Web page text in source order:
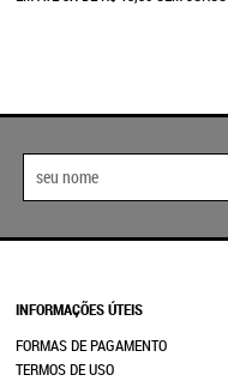
INFORMAÇÕES ÚTEIS
FORMAS DE PAGAMENTO
TERMOS DE USO